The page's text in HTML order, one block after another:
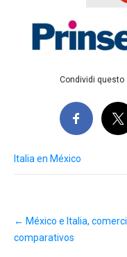
Condividi
Italia en México
navigation
← México e Italia,
comparativos